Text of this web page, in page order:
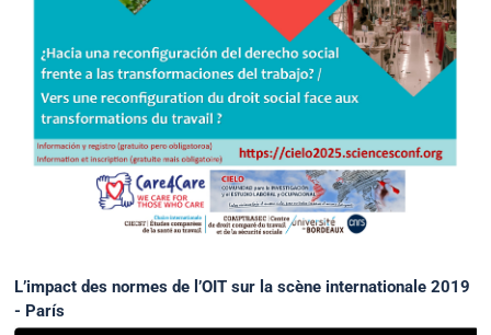
L’impact des normes de l’OIT sur la scène internationale 2019
- París